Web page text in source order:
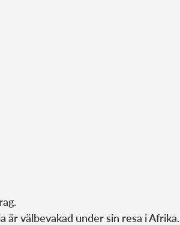
är välbevakad under sin resa i Afrika.